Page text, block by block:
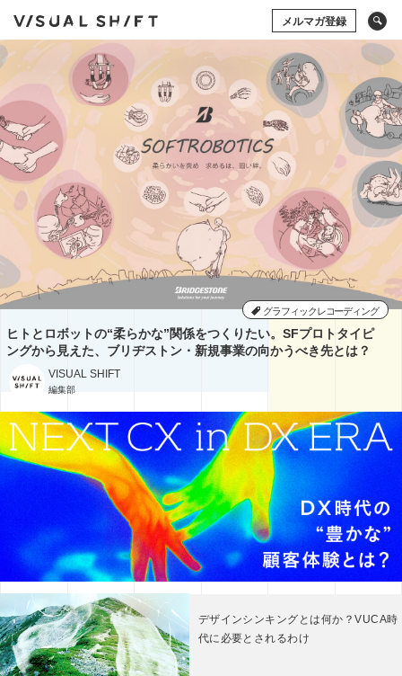
メルマガ登録
キーワードから検索
タグから検索
ドローン アート×ビジネス CG
VR
ストックフォト
アートフォト
アマナの事例
撮影術
タグから検索
ドローン アート×ビジネス CG
VR
ストックフォト
アートフォト
ソーシャルメディア
動画
アマナの事例
撮影術
シズル
イベント
グラフィックデザイン
写真の権利
システム開発
コミュニティマーケティング
コミュニケーションデザイン
地方創生／地域活性
アプリケーション
空間デザイン
Webサイト
プレゼンテーション
企画の立て方
オウンドメディア
Webデザイン
ECサイト
編集・ライティング
その他
ミエナイモノを可視化
グラフィックレコーディング
印刷技術
レタッチ
AI
企業のブランディング事例
アイデアのタネ
基礎知識
インナーブランディング
SDGs
COVID-19
特集 イノベーション
DX
CX
五感
コンテンツマーケティング
デザインシンキング
ブックガイド
課題設定
メタバース
グラフィックレコーディング
ヒトとロボットの“柔らかな”関係をつくりたい。SFプロトタイピ
ングから見えた、ブリヂストン・新規事業の向かうべき先とは？
VISUAL SHIFT
編集部
デザインシンキングとは何か？VUCA時
代に必要とされるわけ